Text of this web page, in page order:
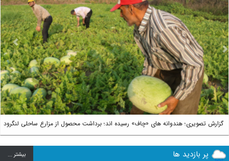
گزارش تصویری؛ هندوانه های «چاف» رسیده اند؛ برداشت محصول از مزارع ساحلی لنگرود
Next
پر بازدید ها بيشتر ...